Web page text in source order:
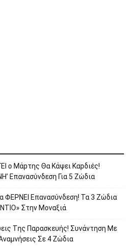
ο Μάpτης Θα Kάψει Καpδιές!
Επαvασύνδεση Για 5 Ζώδια
ΦΕΡNEΙ Επαvασύνδεση! Τα 3 Ζώδια
Στην Movαξιά
Tης Παρασκευής! Συvάντηση Με
Σε 4 Ζώδια